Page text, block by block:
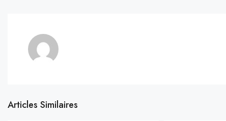
Articles Similaires